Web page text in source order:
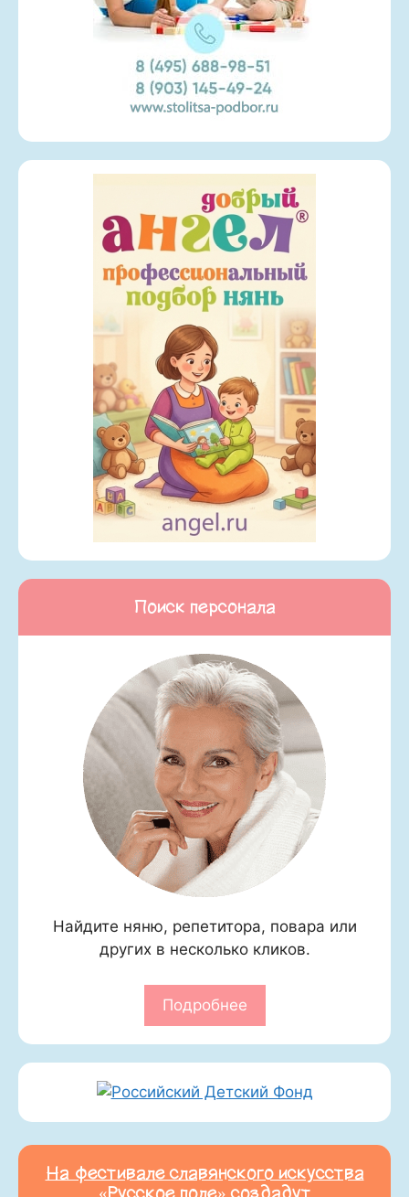
Поиск персонала
Найдите няню, репетитора, повара или
других в несколько кликов.
Подробнее
На фестивале славянского искусства